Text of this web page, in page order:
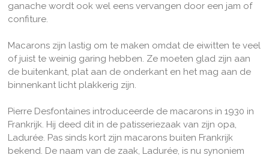
ganache wordt ook wel eens vervangen door een jam of
confiture.
Macarons zijn lastig om te maken omdat de eiwitten te veel
of juist te weinig garing hebben. Ze moeten glad zijn aan
de buitenkant, plat aan de onderkant en het mag aan de
binnenkant licht plakkerig zijn.
Pierre Desfontaines introduceerde de macarons in 1930 in
Frankrijk. Hij deed dit in de patisseriezaak van zijn opa,
Ladurée. Pas sinds kort zijn macarons buiten Frankrijk
bekend. De naam van de zaak, Ladurée, is nu synoniem